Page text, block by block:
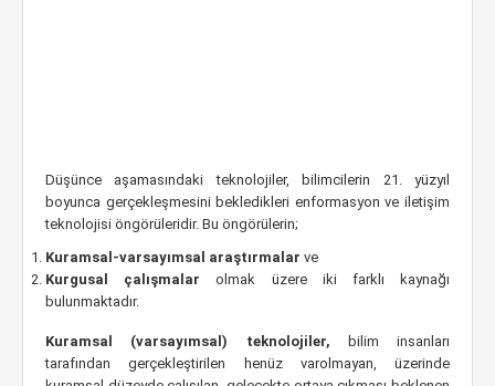
Düşünce aşamasındaki teknolojiler, bilimcilerin 21. yüzyıl
boyunca gerçekleşmesini bekledikleri enformasyon ve iletişim
teknolojisi öngörüleridir. Bu öngörülerin;
Kuramsal-varsayımsal araştırmalar ve
Kurgusal çalışmalarolmak üzere iki farklı kaynağı
bulunmaktadır.
Kuramsal (varsayımsal) teknolojiler,
bilim insanları
tarafından gerçekleştirilen henüz varolmayan, üzerinde